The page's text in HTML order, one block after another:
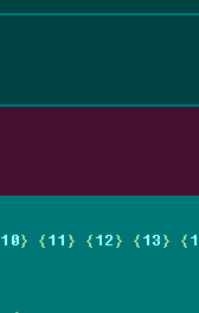
10} {11 } {12} {13} {